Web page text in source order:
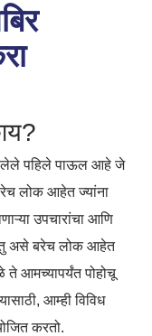
पहिले पाऊल आहे जे
लोक आहेत ज्यांना
उपचारांचा आणि
असे बरेच लोक आहेत
ते आमच्यापर्यंत पोहोचू
आम्ही विविध
करतो.